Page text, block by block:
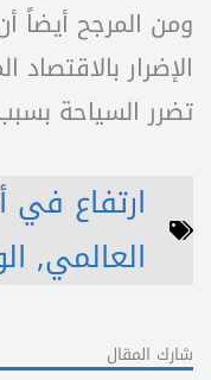
ومن المرجح أيضاً
الإضرار
تضرر السياحة
ارتفاع في
العالمي,
شارك المقال